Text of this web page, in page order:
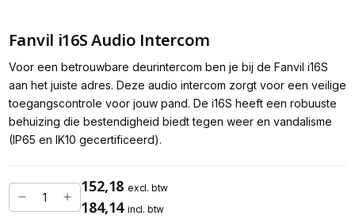
Fanvil i16S Audio Intercom
Voor een betrouwbare deurintercom ben je bij de Fanvil i16S
aan het juiste adres. Deze audio intercom zorgt voor een veilige
toegangscontrole voor jouw pand. De i16S heeft een robuuste
behuizing die bestendigheid biedt tegen weer en vandalisme
(IP65 en IK10 gecertificeerd).
152,18 excl. btw
184,14 incl. btw